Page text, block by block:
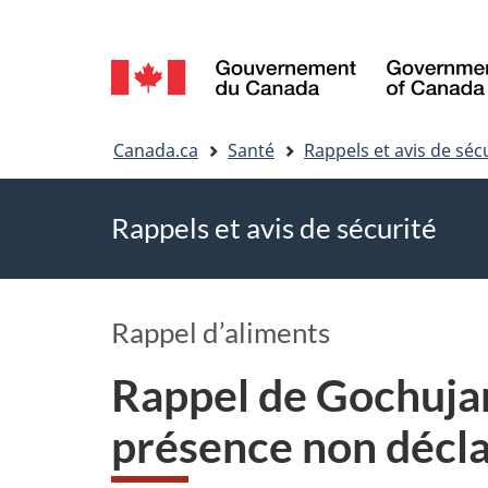
Sélection
de
la
Canada.ca Santé Rappels et avis de
Rappels et avis de sécurité
Rappel d’aliments
Rappel de
présence non